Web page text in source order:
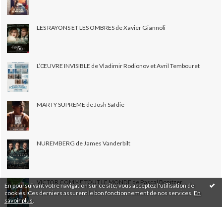
En poursuivant votre navigation sur ce site, vous acceptez l'utilisation de
cookies. Ces derniers assurent le bon fonctionnement de nos services. En
savoir plus
LES RAYONS ET LES OMBRES de Xavier Giannoli
L’ŒUVRE INVISIBLE de Vladimir Rodionov et Avril Tembouret
MARTY SUPRÊME de Josh Safdie
NUREMBERG de James Vanderbilt
VICTOR COMME TOUT LE MONDE de Pascal Bonitzer